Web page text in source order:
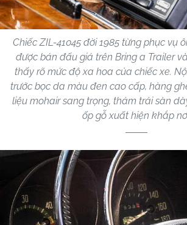
Chiếc ZIL-41045 đời 1985 từng phục vụ
được bán đấu giá trên Bring a Trailer
thấy rõ mức độ xa hoa của chiếc xe.
trước bọc da màu đen cao cấp, hàng
liệu mohair sang trọng, thảm trải sàn
ốp gỗ xuất hiện khắp